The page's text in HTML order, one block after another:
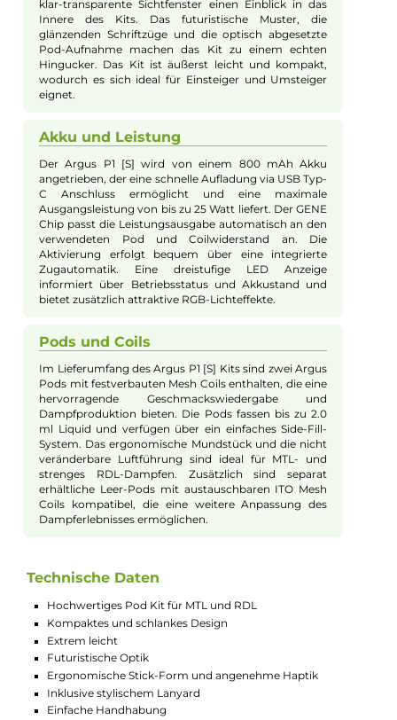
Beschreibung
VooPoo - Argus P1s Pod Kit
Design und Handhabung
VooPoo revolutioniert das Design seines Argus P1 [S]
Kits mit einer ergonomischen Stick-Form, die von
einer Kunststoff-Außenhaut umhüllt wird. Diese sorgt
für eine angenehme Haptik und ermöglicht durch das
Pod-Aufnahme machen das Kit zu einem echten
Hingucker. Das Kit ist äußerst leicht und kompakt,
wodurch es sich ideal für Einsteiger und Umsteiger
eignet.
Akku und Leistung
Der Argus P1 [S] wird von einem 800 mAh Akku
Geregelter Akkuträger:
Ja
Maximale Leistung:
25W
Zugverhalten:
Mouth-to-Lung
Experte für dieses Produkt
Jannik Ittenbach
Produkt-Manager & Experte
Bei Fragen zu diesem Artikel kontaktieren Sie unseren
Experten schnell und einfach per E-Mail:
E-Mail senden